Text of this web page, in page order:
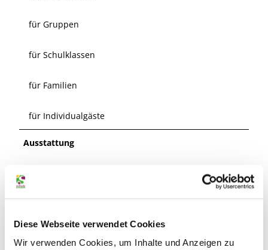
Diese Webseite verwendet Cookies
Wir verwenden Cookies, um Inhalte und Anzeigen zu
für Gruppen
für Schulklassen
für Familien
für Individualgäste
Ausstattung
Fahrradstellplätze